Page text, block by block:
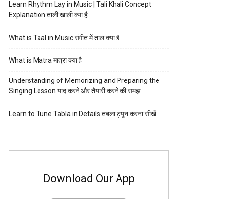
Learn Rhythm Lay in Music | Tali Khali Concept
Explanation ताली खाली क्या है
What is Taal in Music संगीत में ताल क्या है
What is Matra मात्रा क्या है
Understanding of Memorizing and Preparing the
Singing Lesson याद करने और तैयारी करने की समझ
Learn to Tune Tabla in Details तबला ट्यून करना सीखें
Download Our App